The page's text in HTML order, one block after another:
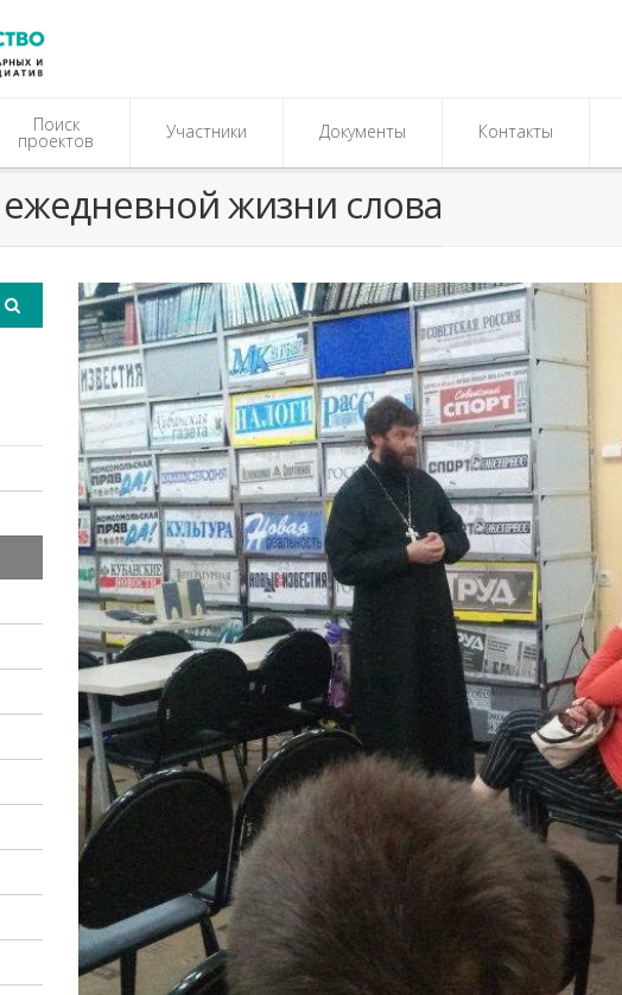
Поиск
проектов Участники Документы Контакты
жизни слова